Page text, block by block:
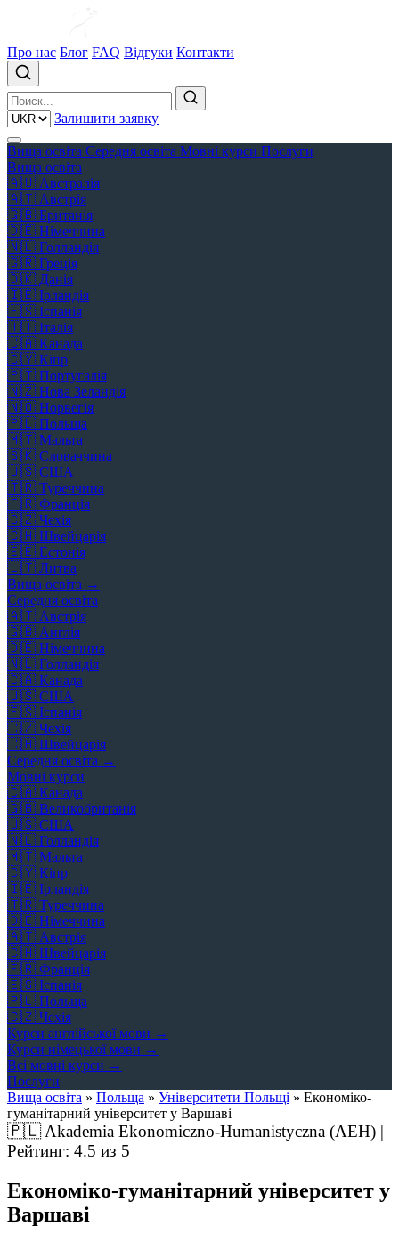
Про нас Блог FAQ Відгуки Контакти
Залишити заявку
Вища освіта Середня освіта Мовні курси Послуги
Вища освіта
🇦🇺 Австралія
🇦🇹 Австрія
🇬🇧 Британія
🇩🇪 Німеччина
🇳🇱 Голландія
🇬🇷 Греція
🇩🇰 Данія
🇮🇪 Ірландія
🇪🇸 Іспанія
🇮🇹 Італія
🇨🇦 Канада
🇨🇾 Кіпр
🇵🇹 Португалія
🇳🇿 Нова Зеландія
🇳🇴 Норвегія
🇵🇱 Польща
🇲🇹 Мальта
🇸🇰 Словаччина
🇺🇸 США
🇹🇷 Туреччина
🇫🇷 Франція
🇨🇿 Чехія
🇨🇭 Швейцарія
🇪🇪 Естонія
🇱🇹 Литва
Вища освіта →
Середня освіта
🇦🇹 Австрія
🇬🇧 Англія
🇩🇪 Німеччина
🇳🇱 Голландія
🇨🇦 Канада
🇺🇸 США
🇪🇸 Іспанія
🇨🇿 Чехія
🇨🇭 Швейцарія
Середня освіта →
Мовні курси
🇨🇦 Канада
🇬🇧 Великобританія
🇺🇸 США
🇳🇱 Голландія
🇲🇹 Мальта
🇨🇾 Кіпр
🇮🇪 Ірландія
🇹🇷 Туреччина
🇩🇪 Німеччина
🇦🇹 Австрія
🇨🇭 Швейцарія
🇫🇷 Франція
🇪🇸 Іспанія
🇵🇱 Польща
🇨🇿 Чехія
Курси англійської мови →
Курси німецької мови →
Всі мовні курси →
Послуги
Вища освіта » Польща » Університети Польщі » Економіко-
гуманітарний університет у Варшаві
🇵🇱Akademia Ekonomiczno-Humanistyczna (AEH) |
Рейтинг: 4.5 из 5
Економіко-гуманітарний університет у
Варшаві